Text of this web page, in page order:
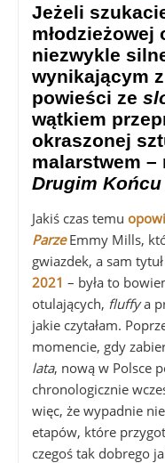
Jeżeli
niezwykle
wynikającym
powieści ze
wątkiem
okraszonej
malarstwem –
Drugim Końcu
Jakiś czas temu
ParzeEmmy Mills,
gwiazdek, a sam
2021 – była to
otulających, fluffya
jakie czytałam.
momencie, gdy
lata, nową w Polsce
chronologicznie
więc, że wypadnie
etapów, które
czegoś tak dobrego